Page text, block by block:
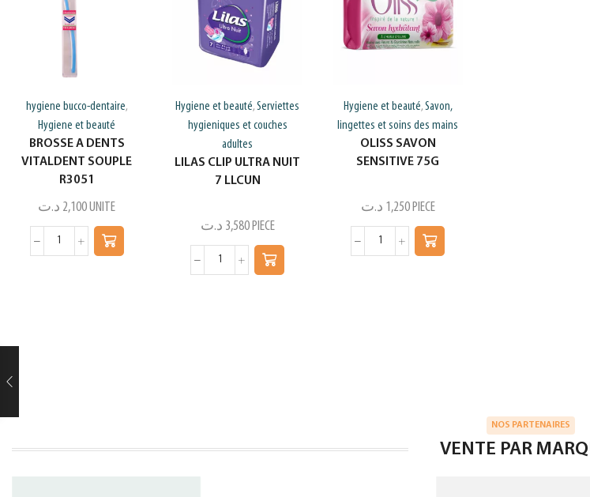
hygiene bucco-dentaire,
Hygiene et beauté
BROSSE A DENTS
VITALDENT SOUPLE
R3051
2,100 د.ت UNITE
Hygiene et beauté,Serviettes
hygieniques et couches
adultes
LILAS CLIP ULTRA NUIT
7 LLCUN
3,580 د.ت PIECE
Hygiene et beauté, Savon,
lingettes et soins des mains
OLISS SAVON
SENSITIVE 75G
1,250 د.ت PIECE
NOS PARTENAIRES
VENTE PAR